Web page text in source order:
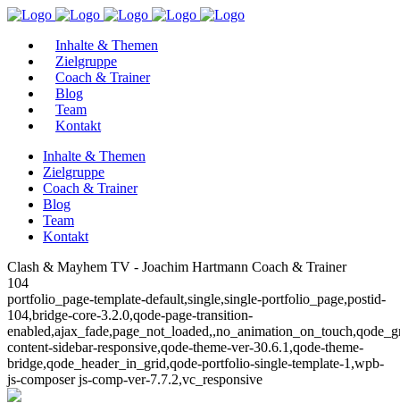
Inhalte & Themen
Zielgruppe
Coach & Trainer
Blog
Team
Kontakt
Inhalte & Themen
Zielgruppe
Coach & Trainer
Blog
Team
Kontakt
Clash & Mayhem TV - Joachim Hartmann Coach & Trainer
104
portfolio_page-template-default,single,single-portfolio_page,postid-
104,bridge-core-3.2.0,qode-page-transition-
content-sidebar-responsive,qode-theme-ver-30.6.1,qode-theme-
bridge,qode_header_in_grid,qode-portfolio-single-template-1,wpb-
js-composer js-comp-ver-7.7.2,vc_responsive